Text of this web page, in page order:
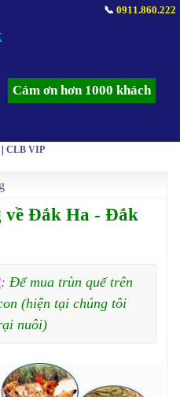
📞 0911.860.222
Cảm ơn hơn 1000 khách
|CLB VIP
về Đắk Ha - Đắk
:Để mua trùn quế trên
(hiện tại chúng tôi
nuôi)